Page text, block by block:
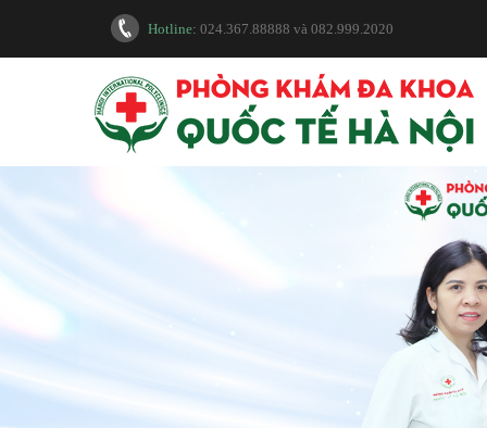
Hotline: 024.367.88888 và 082.999.2020